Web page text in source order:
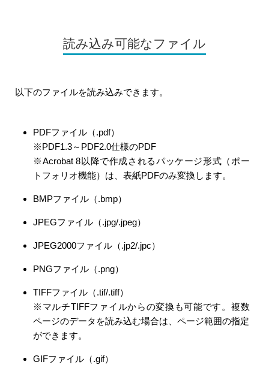
読み込み可能なファイル
以下のファイルを読み込みできます。
PDFファイル（.pdf）
※PDF1.3～PDF2.0仕様のPDF
※Acrobat 8以降で作成されるパッケージ形式（ポー
トフォリオ機能）は、表紙PDFのみ変換します。
BMPファイル（.bmp）
JPEGファイル（.jpg/.jpeg）
JPEG2000ファイル（.jp2/.jpc）
PNGファイル（.png）
TIFFファイル（.tif/.tiff）
※マルチTIFFファイルからの変換も可能です。複数
ページのデータを読み込む場合は、ページ範囲の指定
ができます。
GIFファイル（.gif）